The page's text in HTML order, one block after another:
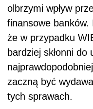
olbrzymi wpływ
finansowe banków.
że w przypadku
bardziej skłonni do
zaczną być
tych sprawach.